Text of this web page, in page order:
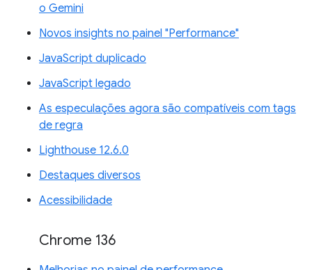
o Gemini
Novos insights no painel "Performance"
JavaScript duplicado
JavaScript legado
As especulações agora são compatíveis com tags
de regra
Lighthouse 12.6.0
Destaques diversos
Acessibilidade
Chrome 136